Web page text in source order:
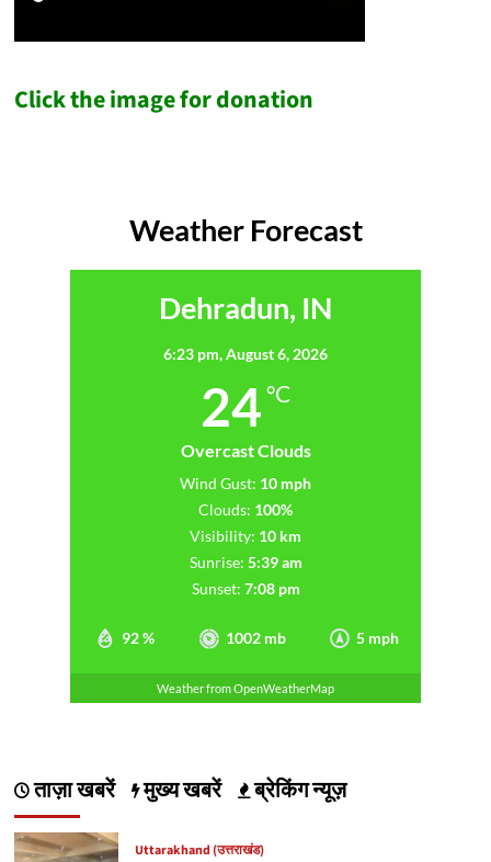
Click the image for donation
Weather Forecast
Dehradun, IN
6:23 pm,August 6, 2026
24 °C
Overcast Clouds
92 % 1002 mb 5 mph
Wind Gust: 10 mph
Clouds: 100%
Visibility: 10 km
Sunrise: 5:39 am
Sunset: 7:08 pm
Weather from OpenWeatherMap
ताज़ा खबरें मुख्य खबरें ब्रेकिंग न्यूज़
Uttarakhand (उत्तराखंड)